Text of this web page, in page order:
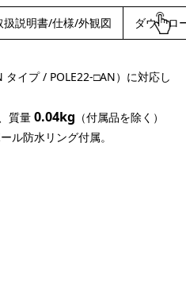
扱説明書/仕様/外観図 ダウンロ
イプ / POLE22-□AN）に対応し
質量 0.04kg （付属品を除く）
ル防水リング付属。